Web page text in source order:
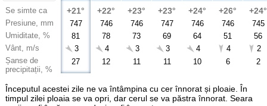
Se simte ca
Presiune, mm
Umiditate, %
Vânt, m/s
Șanse de
precipitații, %
+21°
747
81
3
27
+22°
746
78
4
12
+23°
746
73
3
11
+23°
747
69
3
11
+24°
746
64
4
10
+26°
746
51
4
6
+24°
745
56
2
2
Începutul acestei zile ne va întâmpina cu cer înnorat și ploaie. În
timpul zilei ploaia se va opri, dar cerul se va păstra înnorat. Seara